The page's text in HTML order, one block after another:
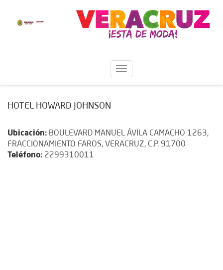
HOTEL HOWARD JOHNSON
Ubicación: BOULEVARD MANUEL ÁVILA CAMACHO 1263,
FRACCIONAMIENTO FAROS, VERACRUZ, C.P. 91700
Teléfono: 2299310011